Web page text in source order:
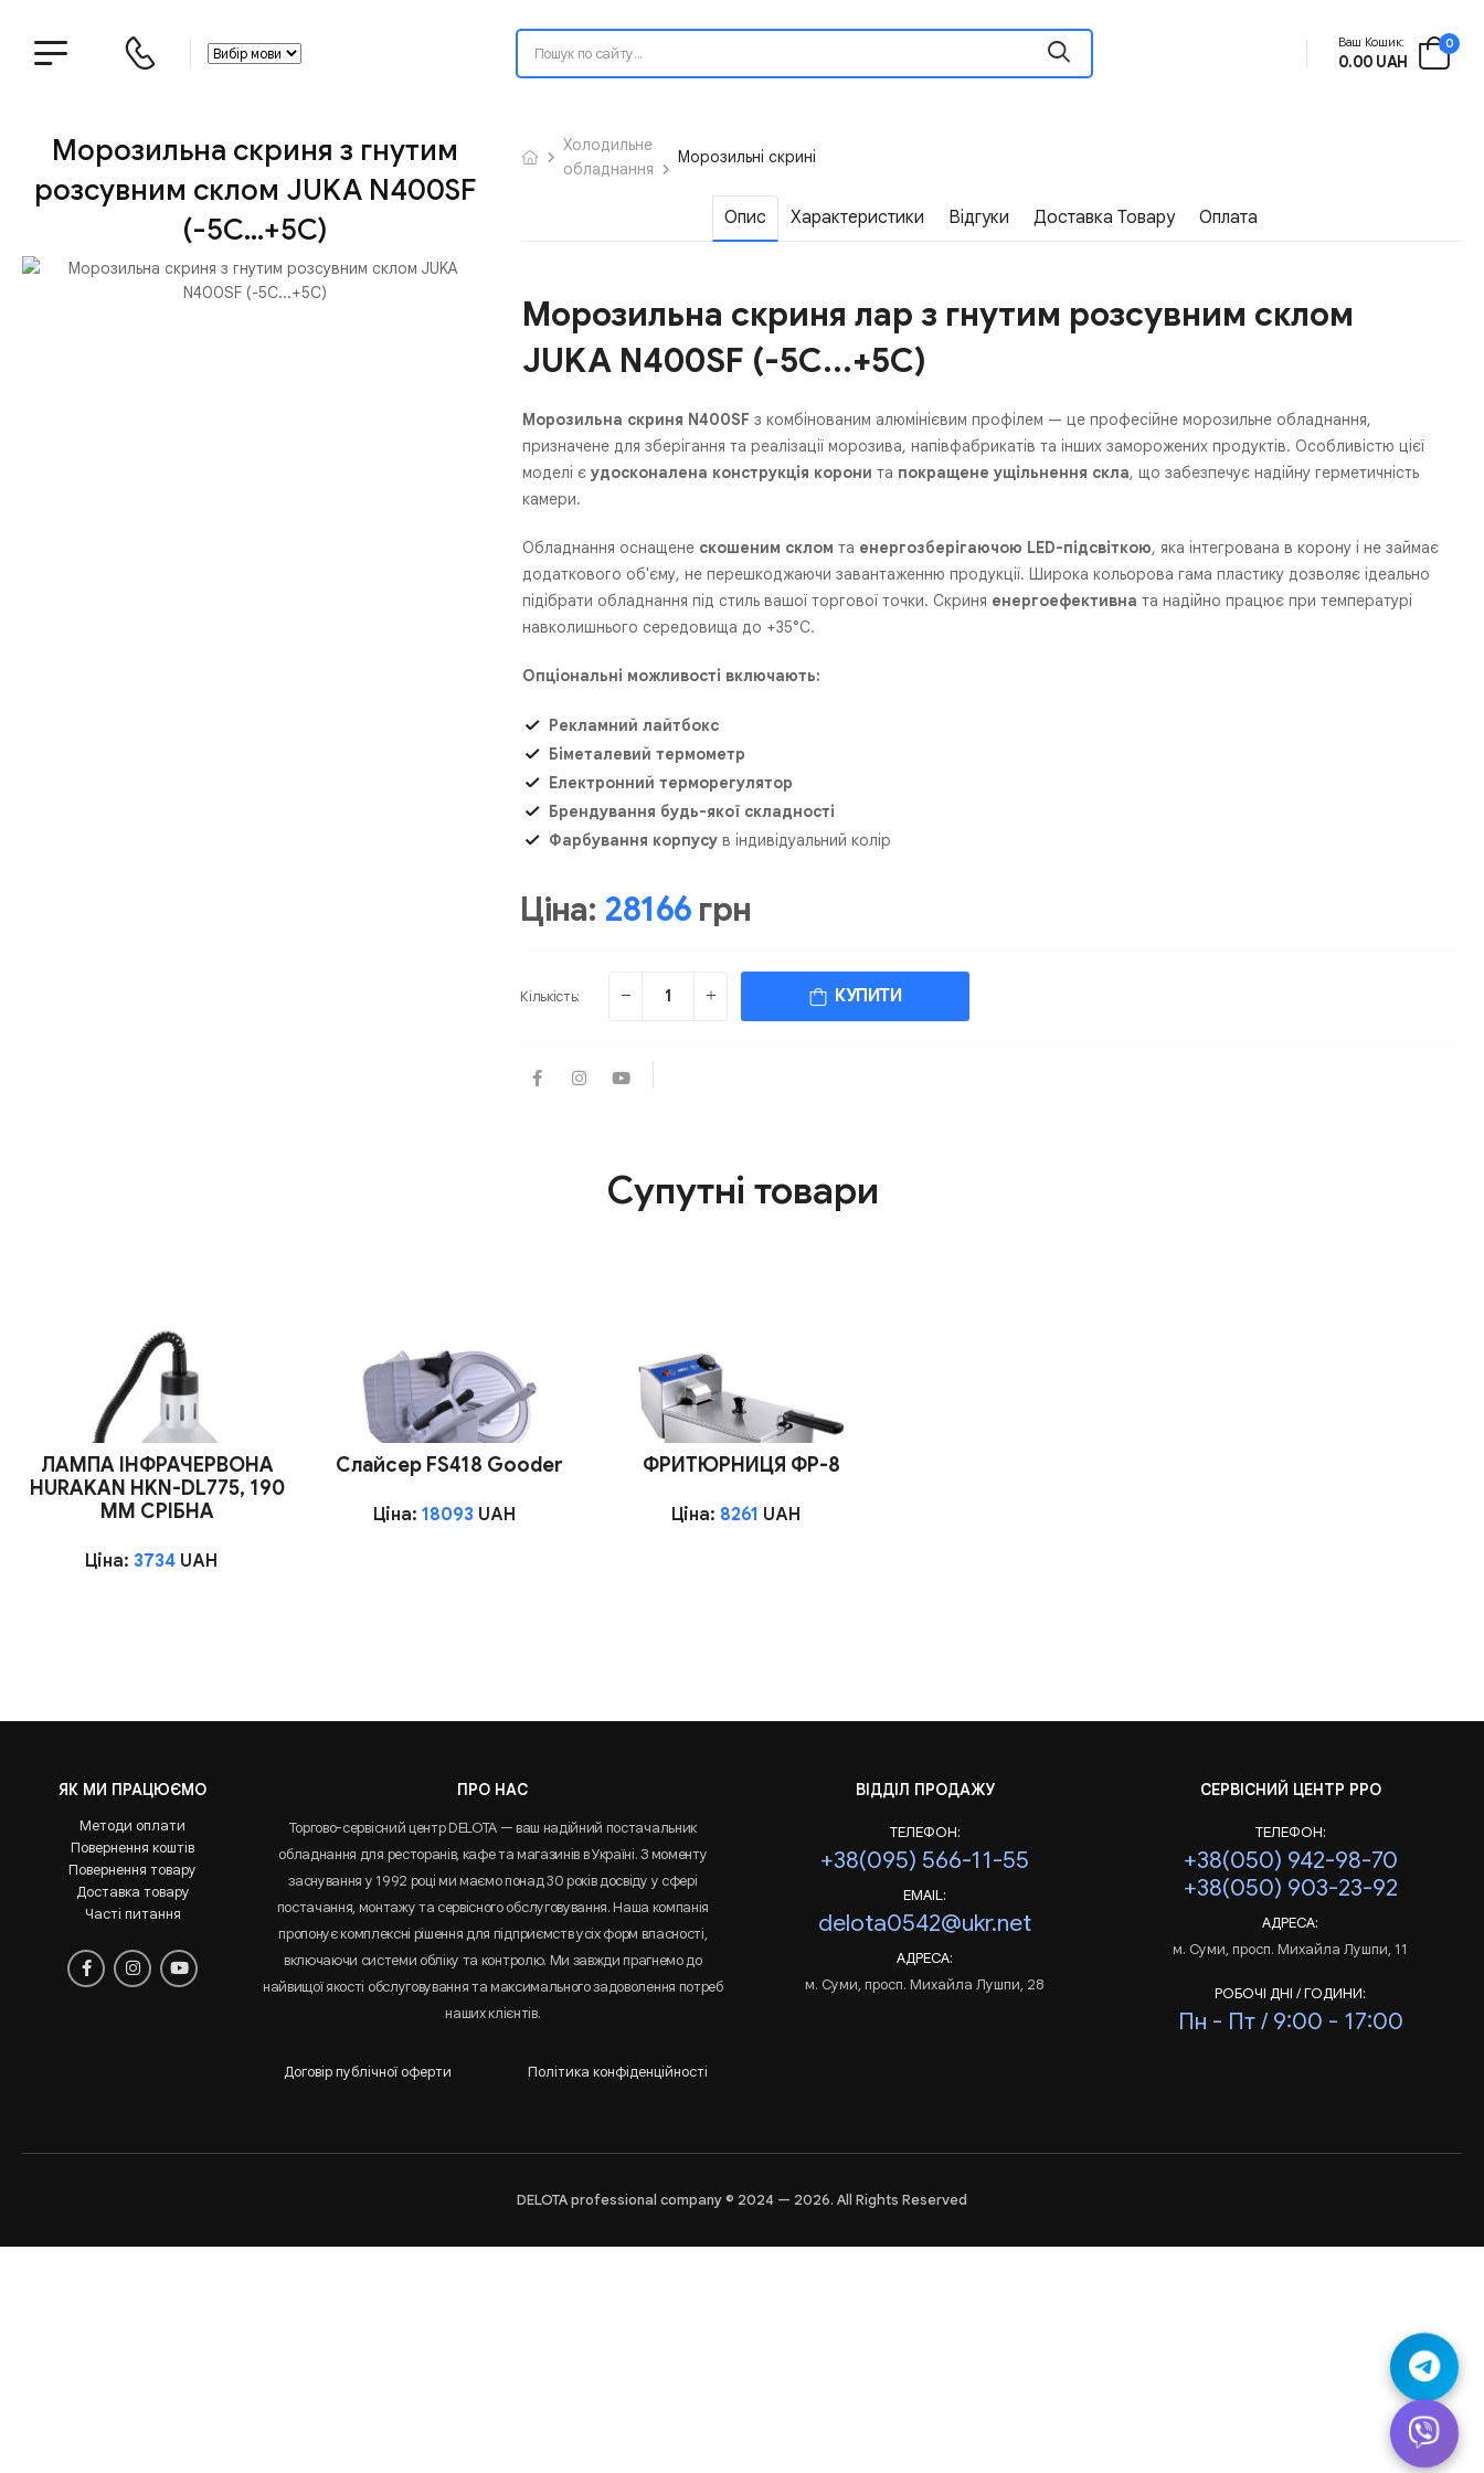
Ваш Кошик:
0.00 UAH
0
Морозильна скриня з гнутим
розсувним склом JUKA N400SF
(-5С...+5С)
Холодильне
обладнання
Морозильні скрині
Опис Характеристики Відгуки Доставка Товару Оплата
Морозильна скриня лар з гнутим розсувним склом
JUKA N400SF (-5С...+5С)
Морозильна скриня N400SFз комбінованим алюмінієвим профілем — це професійне морозильне обладнання,
призначене для зберігання та реалізації морозива, напівфабрикатів та інших заморожених продуктів. Особливістю цієї
моделі єудосконалена конструкція корони та покращене ущільнення скла, що забезпечує надійну герметичність
камери.
Обладнання оснащене скошеним склом та енергозберігаючою LED-підсвіткою, яка інтегрована в корону і не займає
додаткового об'єму, не перешкоджаючи завантаженню продукції. Широка кольорова гама пластику дозволяє ідеально
підібрати обладнання під стиль вашої торгової точки. Скриня енергоефективна та надійно працює при температурі
навколишнього середовища до +35°C.
Опціональні можливості включають:
Рекламний лайтбокс
Біметалевий термометр
Електронний терморегулятор
Брендування будь-якої складності
Фарбування корпусу в індивідуальний колір
Ціна: 28166 грн
Кількість: КУПИТИ
Супутні товари
ЛАМПА ІНФРАЧЕРВОНА
HURAKAN HKN-DL775, 190
ММ СРІБНА
Ціна:3734 UAH
Слайсер FS418 Gooder
Ціна: 18093 UAH
ФРИТЮРНИЦЯ ФР-8
Ціна: 8261 UAH
ЯК МИ ПРАЦЮЄМО
Методи оплати
Повернення коштів
Повернення товару
Доставка товару
Часті питання
ПРО НАС
Торгово-сервісний центр DELOTA — ваш надійний постачальник
обладнання для ресторанів, кафе та магазинів в Україні. З моменту
заснування у 1992 році ми маємо понад 30 років досвіду у сфері
постачання, монтажу та сервісного обслуговування. Наша компанія
пропонує комплексні рішення для підприємств усіх форм власності,
включаючи системи обліку та контролю. Ми завжди прагнемо до
найвищої якості обслуговування та максимального задоволення потреб
наших клієнтів.
Договір публічної оферти Політика конфіденційності
ВІДДІЛ ПРОДАЖУ
ТЕЛЕФОН:
+38(095) 566-11-55
EMAIL:
delota0542@ukr.net
АДРЕСА:
м. Суми, просп. Михайла Лушпи, 28
СЕРВІСНИЙ ЦЕНТР РРО
ТЕЛЕФОН:
+38(050) 942-98-70
+38(050) 903-23-92
АДРЕСА:
м. Суми, просп. Михайла Лушпи, 11
РОБОЧІ ДНІ / ГОДИНИ:
Пн - Пт / 9:00 - 17:00
DELOTA professional company © 2024 — 2026. All Rights Reserved